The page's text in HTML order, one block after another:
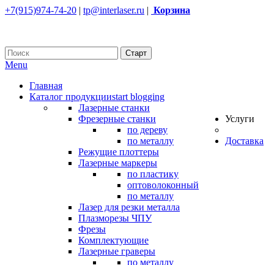
+7(915)974-74-20 | tp@interlaser.ru | Корзина
Menu
Главная
Каталог продукцииstart blogging
Лазерные станки
Фрезерные станки
по дереву
по металлу
Режущие плоттеры
Лазерные маркеры
по пластику
оптоволоконный
по металлу
Лазер для резки металла
Плазморезы ЧПУ
Фрезы
Комплектующие
Лазерные граверы
по металлу
Услуги
Доставка